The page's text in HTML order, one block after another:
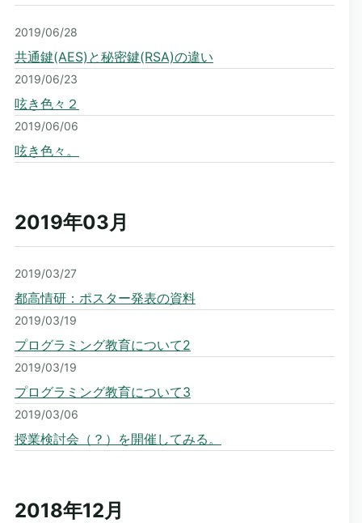
2019/06/28
共通鍵(AES)と秘密鍵(RSA)の違い
2019/06/23
呟き色々２
2019/06/06
呟き色々。
2019年03月
2019/03/27
都高情研：ポスター発表の資料
2019/03/19
プログラミング教育について2
2019/03/19
プログラミング教育について3
2019/03/06
授業検討会（？）を開催してみる。
2018年12月